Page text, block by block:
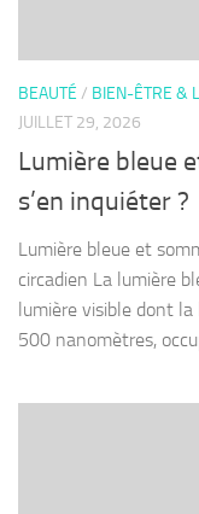
BEAUTÉ / BIEN-ÊTRE &
JUILLET 29, 2026
Lumière bleue
s’en inquiéter ?
Lumière bleue et
circadien La lumière
lumière visible dont
500 nanomètres,